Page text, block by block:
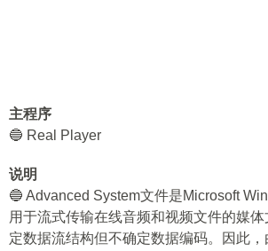
主程序
🔵 Real Player
说明
🔵 Advanced System文件是Microsoft
用于流式传输在线音频和视频文件的媒
定数据流结构但不确定数据编码。因此，